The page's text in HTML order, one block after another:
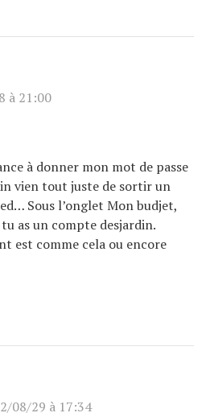
à 21:00
à donner mon mot de passe
vien tout juste de sortir un
Sous l’onglet Mon budjet,
as un compte desjardin.
est comme cela ou encore
08/29 à 17:34